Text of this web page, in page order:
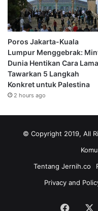
Poros Jakarta-Kuala
Lumpur Menggebrak:
Dunia Hentikan Cara
Tawarkan 5 Langkah
Konkret untuk Palestina
2 hours ago
© Copyright 2019, All
Tentang Jernih.co
Privacy and